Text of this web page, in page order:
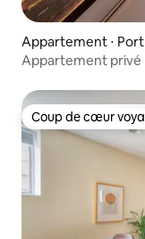
Appartement ⋅
Appartement privé
Coup de cœur
Coup de cœur